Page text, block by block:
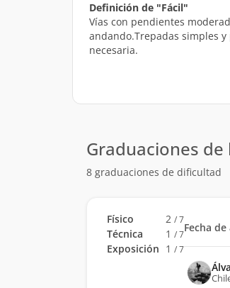
Definición de "Fácil"
Vías con pendientes
andando.Trepadas simples
necesaria.
Graduaciones
8 graduaciones de dificultad
Físico 2 / 7
Técnica 1 / 7
Exposición 1 / 7
Fecha